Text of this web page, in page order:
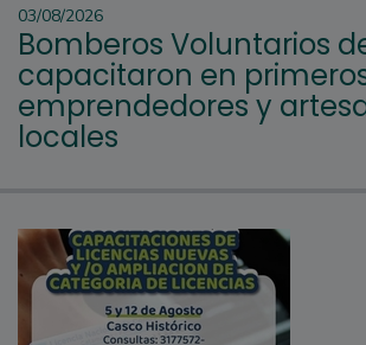
03/08/2026
Bomberos Voluntarios
capacitaron en
emprendedores y
locales